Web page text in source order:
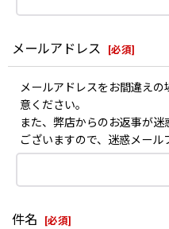
メールアドレス [必須]
メールアドレスをお間違え
意ください。
また、弊店からのお返事が
ございますので、迷惑メール
件名 [必須]